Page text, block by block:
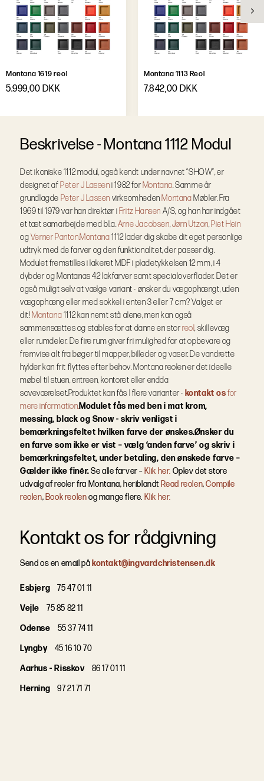
Montana 1619 reol
5.999,00 DKK
Montana 1113 Reol
7.842,00 DKK
Beskrivelse-Montana 1112 Modul
Det ikoniske 1112 modul, også kendt under navnet “SHOW”, er
designet af Peter J Lasseni 1982 for Montana. Samme år
grundlagde Peter J Lassen virksomheden Montana Møbler. Fra
1969 til 1979 var han direktør i Fritz Hansen A/S, og han har indgået
et tæt samarbejde med bl.a.Arne Jacobsen,Jørn Utzon,Piet Hein
ogVerner Panton.Montana1112 lader dig skabe dit eget personlige
udtryk med de farver og den funktionalitet, der passer dig.
Modulet fremstilles i lakeret MDF i pladetykkelsen 12 mm, i 4
dybder og Montanas 42 lakfarver samt specialoverflader. Det er
også muligt selv at vælge variant - ønsker du vægophængt, uden
vægophæng eller med sokkel i enten 3 eller 7 cm? Valget er
dit! Montana1112 kan nemt stå alene, men kan også
sammensættes og stables for at danne en storreol, skillevæg
eller rumdeler. De fire rum giver fri mulighed for at opbevare og
fremvise alt fra bøger til mapper, billeder og vaser. De vandrette
hylder kan frit flyttes efter behov. Montana reolen er det ideelle
møbel til stuen, entreen, kontoret eller endda
soveværelset.Produktet kan fås I flere varianter - kontakt osfor
mere information.Modulet fås med ben i mat krom,
messing, black og Snow - skriv venligst i
bemærkningsfeltet hvilken farve der ønskes.Ønsker du
en farve som ikke er vist – vælg ‘anden farve’ og skriv i
bemærkningsfeltet, under betaling, den ønskede farve –
Gælder ikke finér.Se alle farver – Klik her. Oplev det store
udvalg af reoler fra Montana, heriblandt Read reolen,Compile
reolen, Book reolenog mange flere. Klik her.
Kontakt os for rådgivning
Send os en email på kontakt@ingvardchristensen.dk
Esbjerg
75 47 01 11
Vejle
75 85 82 11
Odense
55 37 74 11
Lyngby
45 16 10 70
Aarhus - Risskov
86 17 01 11
Herning
97 21 71 71